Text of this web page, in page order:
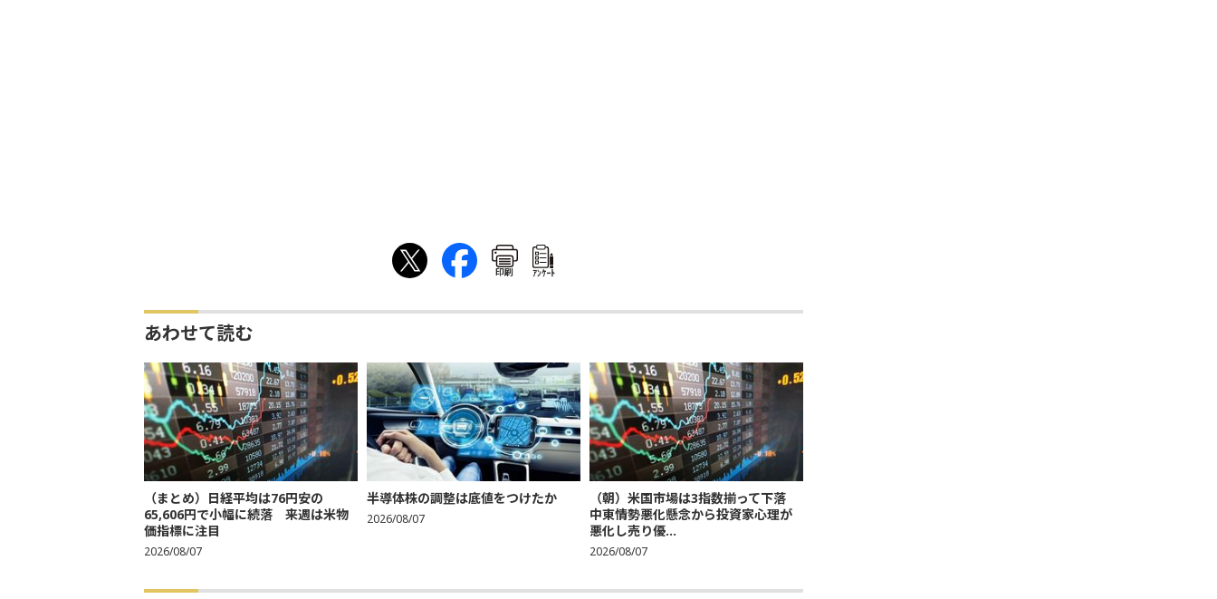
印刷 ｱﾝｹｰﾄ
あわせて読む
（まとめ）日経平均は76円安の
65,606円で小幅に続落 来週は米物
価指標に注目
2026/08/07
半導体株の調整は底値をつけたか
2026/08/07
（朝）米国市場は3指数揃って下落
中東情勢悪化懸念から投資家心理が
悪化し売り優...
2026/08/07